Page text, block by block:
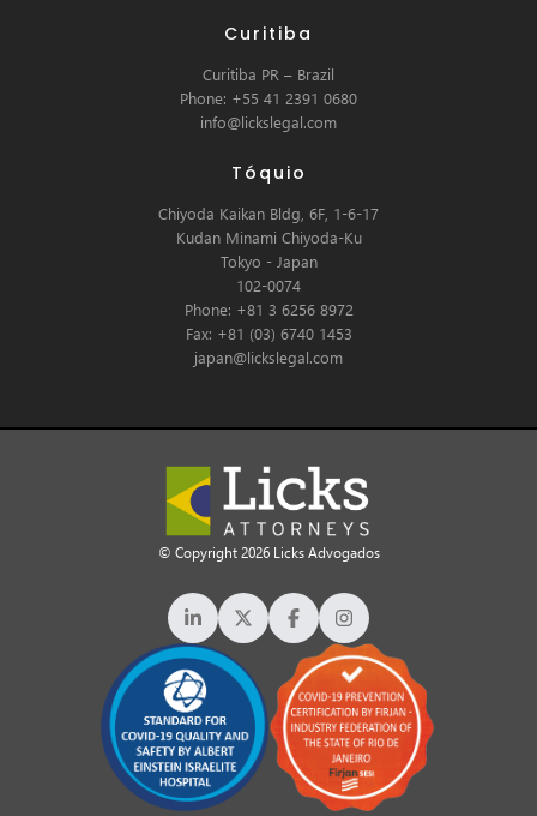
Curitiba
Curitiba PR – Brazil
Phone: +55 41 2391 0680
info@lickslegal.com
Tóquio
Chiyoda Kaikan Bldg, 6F, 1-6-17
Kudan Minami Chiyoda-Ku
Tokyo - Japan
102-0074
Phone: +81 3 6256 8972
Fax: +81 (03) 6740 1453
japan@lickslegal.com
© Copyright 2026 Licks Advogados